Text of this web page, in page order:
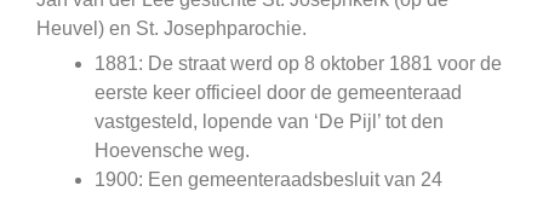
Heuvel) en St. Josephparochie.
1881: De straat werd op 8 oktober 1881 voor de
eerste keer officieel door de gemeenteraad
vastgesteld, lopende van ‘De Pijl’ tot den
Hoevensche weg.
1900: Een gemeenteraadsbesluit van 24